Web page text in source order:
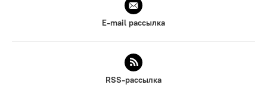
E-mail рассылка
RSS-рассылка